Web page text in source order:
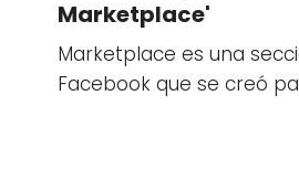
Marketplace'
Marketplace es una
Facebook que se creó